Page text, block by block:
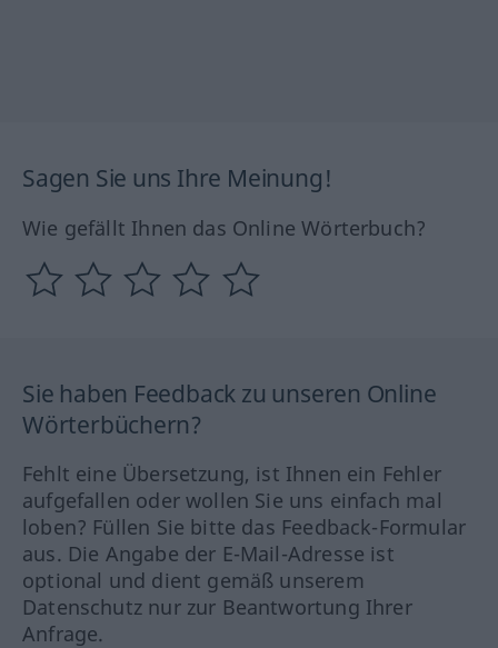
Sagen Sie uns Ihre Meinung!
Wie gefällt Ihnen das Online Wörterbuch?
Sie haben Feedback zu unseren Online
Wörterbüchern?
Fehlt eine Übersetzung, ist Ihnen ein Fehler
aufgefallen oder wollen Sie uns einfach mal
loben? Füllen Sie bitte das Feedback-Formular
aus. Die Angabe der E-Mail-Adresse ist
optional und dient gemäß unserem
Datenschutz nur zur Beantwortung Ihrer
Anfrage.